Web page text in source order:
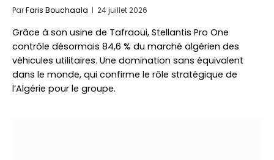
ParFaris Bouchaala 24 juillet 2026
Grâce à son usine de Tafraoui, Stellantis Pro One
contrôle désormais 84,6 % du marché algérien des
véhicules utilitaires. Une domination sans équivalent
dans le monde, qui confirme le rôle stratégique de
l’Algérie pour le groupe.